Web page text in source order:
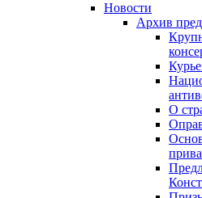
Новости
Архив
О